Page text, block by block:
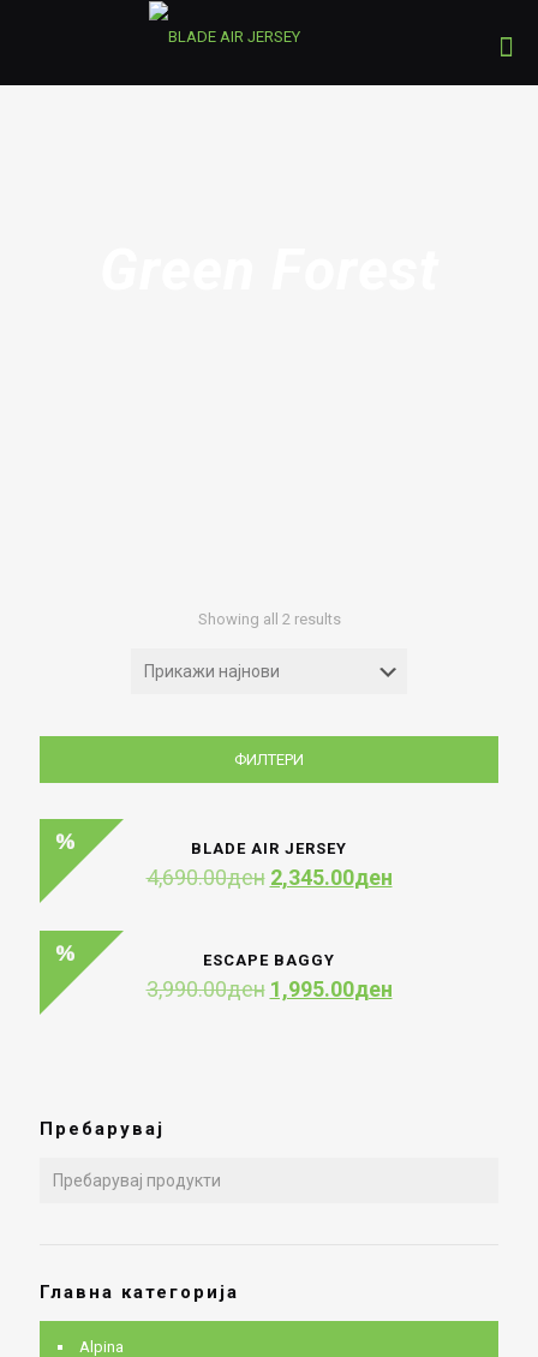
Showing all 2 resultsSorted
ФИЛТЕРИ
BLADE AIR JERSEY
4,690.00ден Original
2,345.00денCurrent
ESCAPE BAGGY
3,990.00ден Original
1,995.00денCurrent
Пребарувај
Главна категорија
Alpina